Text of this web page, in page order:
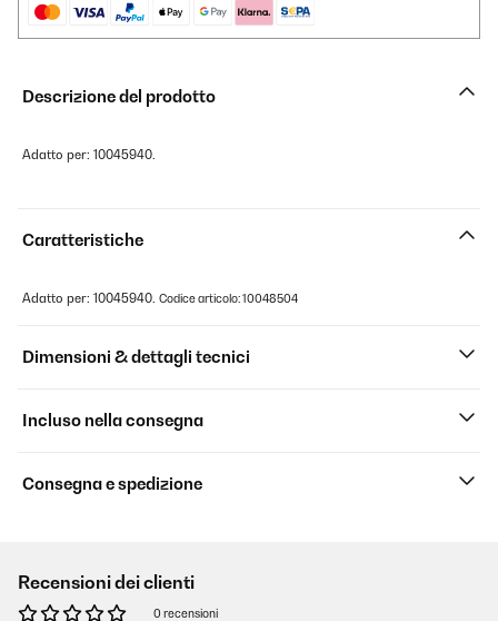
Descrizione del prodotto
Adatto per: 10045940.
Caratteristiche
Adatto per: 10045940. Codice articolo: 10048504
Dimensioni & dettagli tecnici
Incluso nella consegna
Consegna e spedizione
Recensioni dei clienti
0 recensioni